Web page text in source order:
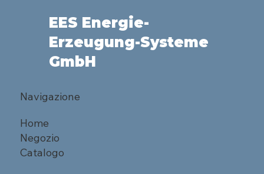
EES Energie-
Erzeugung-Systeme
GmbH
Navigazione
Home
Negozio
Catalogo